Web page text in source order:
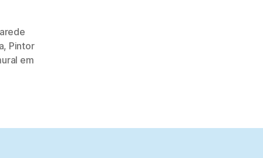
, Pintor
em